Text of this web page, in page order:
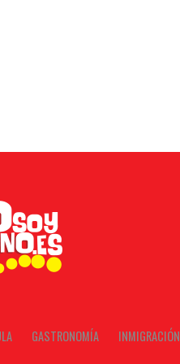
GASTRONOMÍA INMIGRACIÓN